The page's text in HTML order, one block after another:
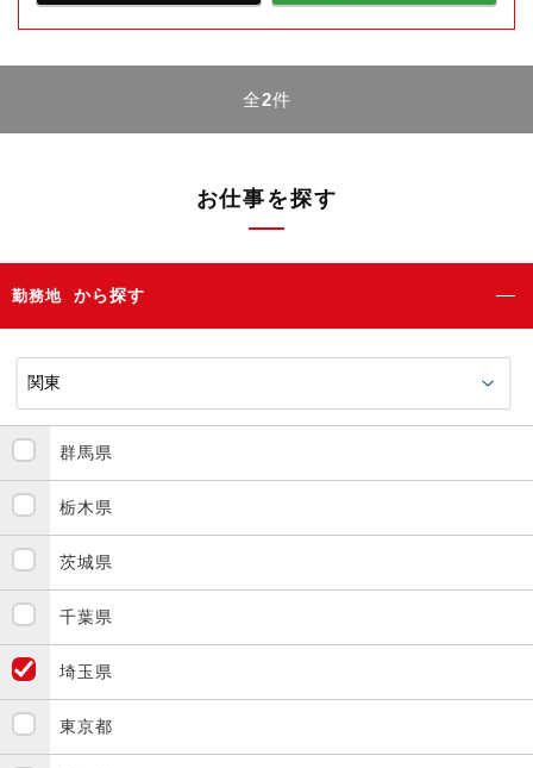
全2件
お仕事を探す
勤務地 から探す
群馬県
栃木県
茨城県
千葉県
埼玉県
東京都